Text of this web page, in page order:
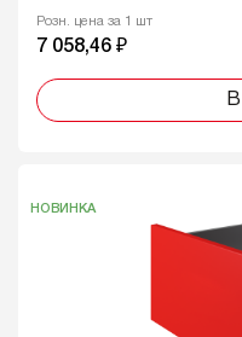
Розн. цена за 1 шт
7 058,46 ₽
НОВИНКА